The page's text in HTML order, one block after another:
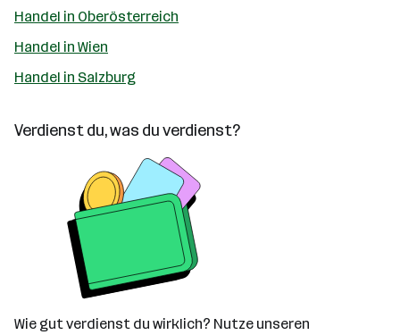
Handel in Oberösterreich
Handel in Wien
Handel in Salzburg
Verdienst du, was du verdienst?
Wie gut verdienst du wirklich? Nutze unseren